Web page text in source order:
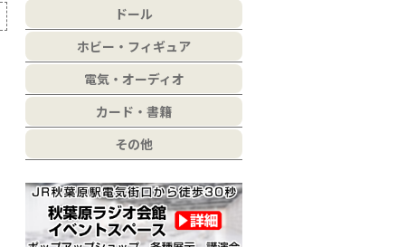
ドール
ホビー・フィギュア
電気・オーディオ
カード・書籍
その他